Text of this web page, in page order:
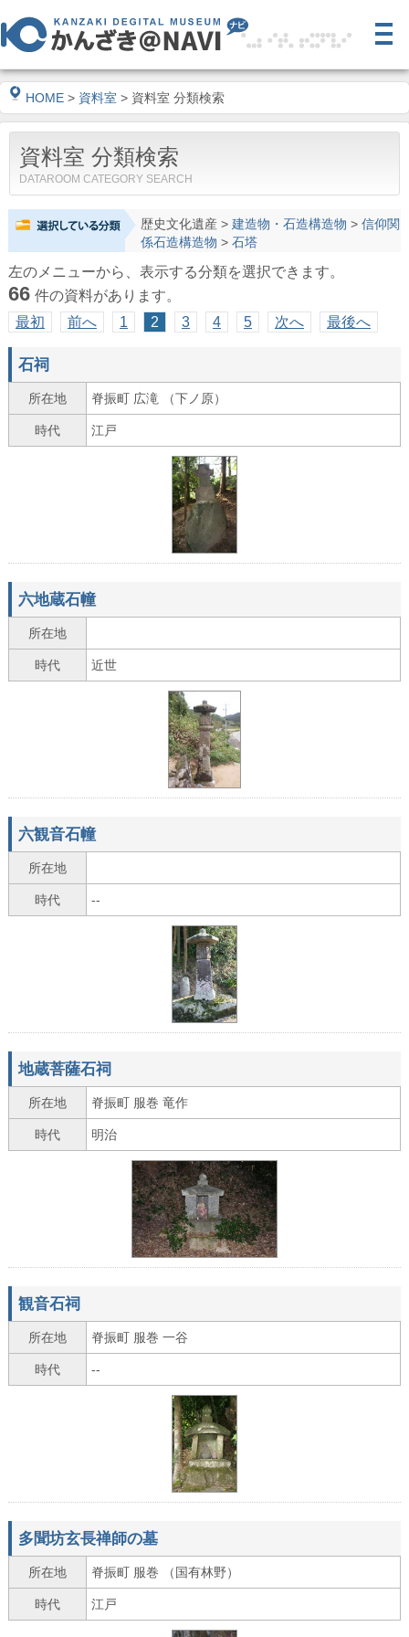
HOME > 資料室 > 資料室 分類検索
資料室 分類検索
DATAROOM CATEGORY SEARCH
歴史文化遺産> 建造物・石造構造物 > 信仰関
係石造構造物 > 石塔
左のメニューから、表示する分類を選択できます。
66 件の資料があります。
最初
前へ 1 2 3 4 5 次へ 最後へ
石祠
所在地 脊振町 広滝 （下ノ原）
時代 江戸
六地蔵石幢
所在地
時代 近世
六観音石幢
所在地
時代 --
地蔵菩薩石祠
所在地 脊振町 服巻 竜作
時代 明治
観音石祠
所在地 脊振町 服巻 一谷
時代 --
多聞坊玄長禅師の墓
所在地 脊振町 服巻 （国有林野）
時代 江戸